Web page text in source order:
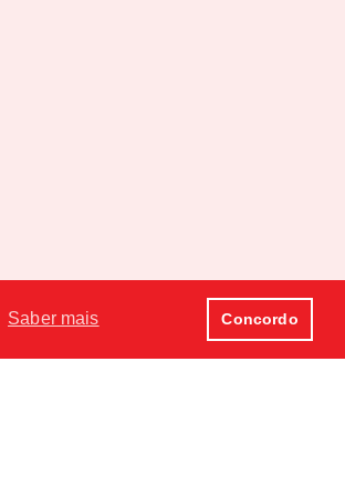
Saber mais Concordo